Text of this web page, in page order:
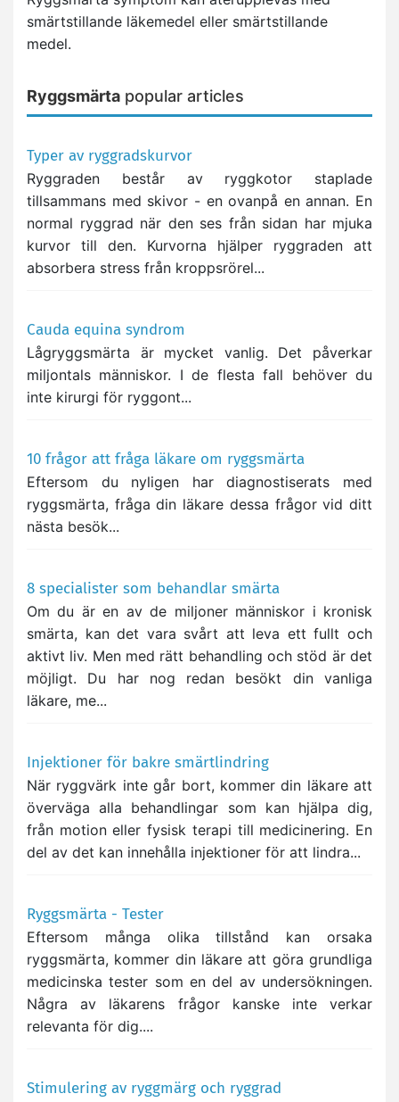
smärtstillande läkemedel eller smärtstillande
medel.
Ryggsmärta popular articles
Typer av ryggradskurvor
Ryggraden består av ryggkotor staplade
tillsammans med skivor - en ovanpå en annan. En
normal ryggrad när den ses från sidan har mjuka
kurvor till den. Kurvorna hjälper ryggraden att
absorbera stress från kroppsrörel...
Cauda equina syndrom
Lågryggsmärta är mycket vanlig. Det påverkar
miljontals människor. I de flesta fall behöver du
inte kirurgi för ryggont...
10 frågor att fråga läkare om ryggsmärta
Eftersom du nyligen har diagnostiserats med
ryggsmärta, fråga din läkare dessa frågor vid ditt
nästa besök...
8 specialister som behandlar smärta
Om du är en av de miljoner människor i kronisk
smärta, kan det vara svårt att leva ett fullt och
aktivt liv. Men med rätt behandling och stöd är det
möjligt. Du har nog redan besökt din vanliga
läkare, me...
Injektioner för bakre smärtlindring
När ryggvärk inte går bort, kommer din läkare att
överväga alla behandlingar som kan hjälpa dig,
från motion eller fysisk terapi till medicinering. En
del av det kan innehålla injektioner för att lindra...
Ryggsmärta - Tester
Eftersom många olika tillstånd kan orsaka
ryggsmärta, kommer din läkare att göra grundliga
medicinska tester som en del av undersökningen.
Några av läkarens frågor kanske inte verkar
relevanta för dig....
Stimulering av ryggmärg och ryggrad